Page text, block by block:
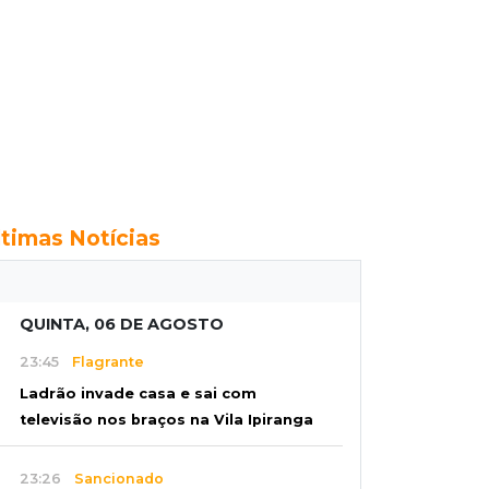
Notícias
QUINTA, 06 DE AGOSTO
23:45 Flagrante
Ladrão invade casa e sai com
televisão nos braços na Vila Ipiranga
23:26 Sancionado